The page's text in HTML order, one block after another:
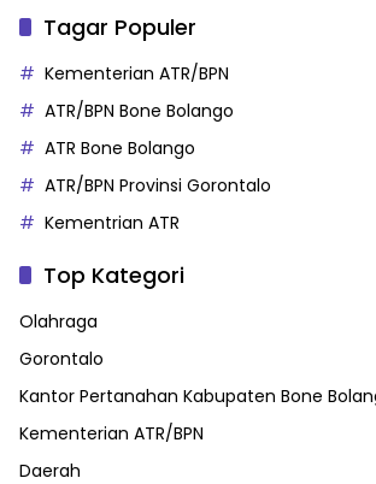
Tagar Populer
Kementerian ATR/BPN
ATR/BPN Bone Bolango
ATR Bone Bolango
ATR/BPN Provinsi Gorontalo
Kementrian ATR
Top Kategori
Olahraga
Gorontalo
Kantor Pertanahan Kabupaten Bone
Kementerian ATR/BPN
Daerah